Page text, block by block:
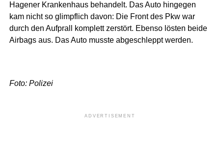
Hagener Krankenhaus behandelt. Das Auto hingegen
kam nicht so glimpflich davon: Die Front des Pkw war
durch den Aufprall komplett zerstört. Ebenso lösten beide
Airbags aus. Das Auto musste abgeschleppt werden.
Foto: Polizei
ADVERTISEMENT